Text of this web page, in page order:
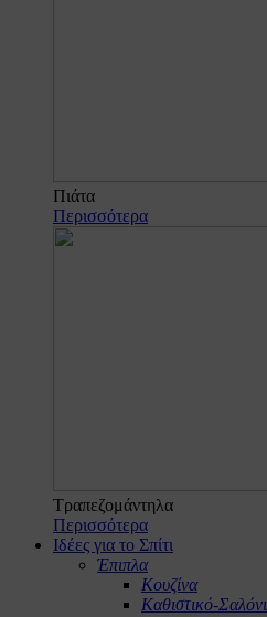
Πιάτα
Περισσότερα
Τραπεζομάντηλα
Περισσότερα
Ιδέες για το Σπίτι
Έπιπλα
Κουζίνα
Καθιστικό-Σαλόνι